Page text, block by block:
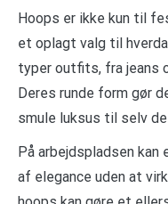
Hoops er ikke kun til
et oplagt valg til
typer outfits, fra jeans
Deres runde form gør
smule luksus til selv
På arbejdspladsen
af elegance uden at